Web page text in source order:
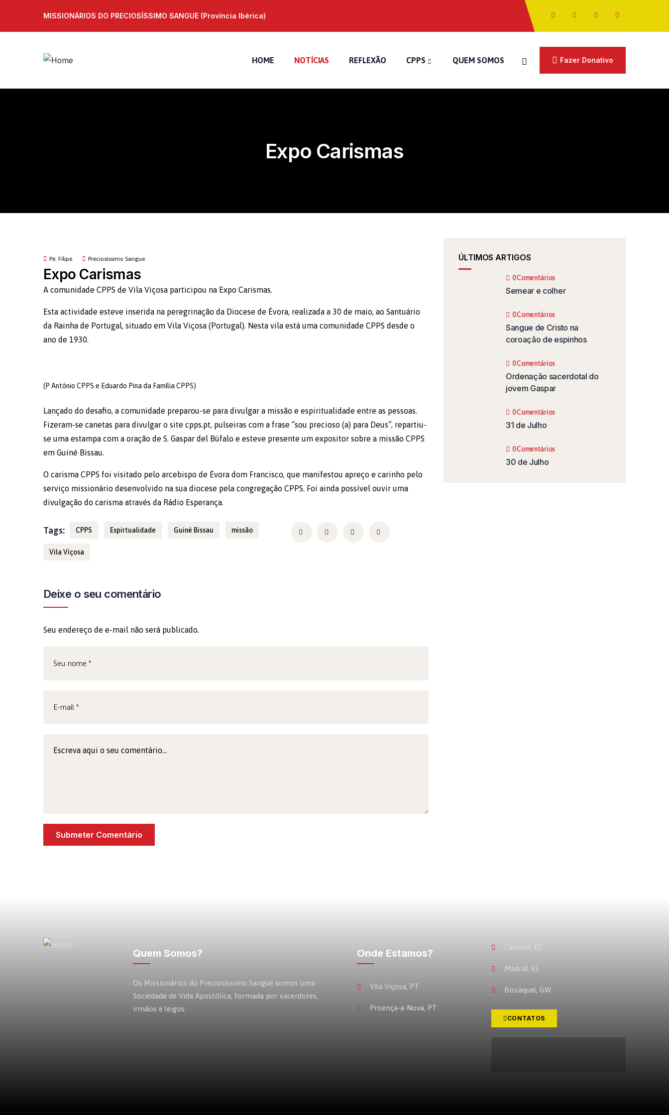
MISSIONÁRIOS DO PRECIOSÍSSIMO SANGUE (Província Ibérica)
HOME NOTÍCIAS REFLEXÃO CPPS QUEM SOMOS Fazer Donativo
Expo Carismas
Pe. Filipe Preciosíssimo Sangue
Expo Carismas
A comunidade CPPS de Vila Viçosa participou na Expo Carismas.
Esta actividade esteve inserida na peregrinação da Diocese de Évora, realizada a 30 de maio, ao Santuário
da Rainha de Portugal, situado em Vila Viçosa (Portugal). Nesta vila está uma comunidade CPPS desde o
ano de 1930.
(P António CPPS e Eduardo Pina da Família CPPS)
Lançado do desafio, a comunidade preparou-se para divulgar a missão e espiritualidade entre as pessoas.
Fizeram-se canetas para divulgar o site cpps.pt, pulseiras com a frase “sou precioso (a) para Deus”, repartiu-
se uma estampa com a oração de S. Gaspar del Búfalo e esteve presente um expositor sobre a missão CPPS
em Guiné Bissau.
O carisma CPPS foi visitado pelo arcebispo de Évora dom Francisco, que manifestou apreço e carinho pelo
serviço missionário desenvolvido na sua diocese pela congregação CPPS. Foi ainda possível ouvir uma
divulgação do carisma através da Rádio Esperança.
Tags: CPPS Espirtualidade Guiné Bissau missão
Vila Viçosa
Deixe o seu comentário
Seu endereço de e-mail não será publicado.
ÚLTIMOS ARTIGOS
0 Comentários
Semear e colher
0 Comentários
Sangue de Cristo na
coroação de espinhos
0 Comentários
Ordenação sacerdotal do
jovem Gaspar
0 Comentários
31 de Julho
0 Comentários
30 de Julho
Quem Somos?
Os Missionários do Preciosíssimo Sangue somos uma
Sociedade de Vida Apostólica, formada por sacerdotes,
irmãos e leigos.
Onde Estamos?
Vila Viçosa, PT
Proença-a-Nova, PT
Cáceres, ES
Madrid, ES
Bissaquel, GW
CONTATOS